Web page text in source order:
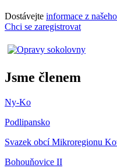
Dostávejte informace z
Chci se zaregistrovat
Jsme členem
Ny-Ko
Podlipansko
Svazek obcí Mikroregionu
Bohouňovice II